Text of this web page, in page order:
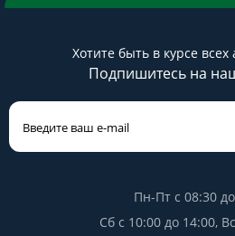
Хотите быть в курсе всех
Подпишитесь на
Пн-Пт с 08:30
Сб с 10:00 до 14:00,